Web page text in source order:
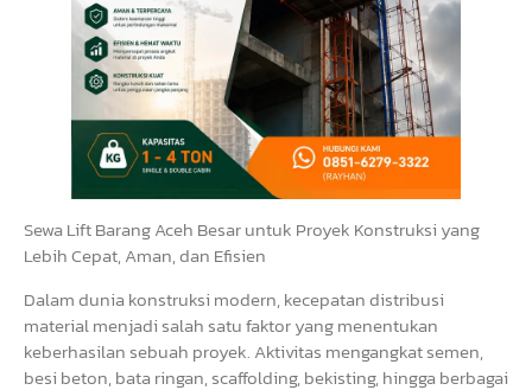
Sewa Lift Barang Aceh Besar untuk Proyek Konstruksi yang
Lebih Cepat, Aman, dan Efisien
Dalam dunia konstruksi modern, kecepatan distribusi
material menjadi salah satu faktor yang menentukan
keberhasilan sebuah proyek. Aktivitas mengangkat semen,
besi beton, bata ringan, scaffolding, bekisting, hingga berbagai